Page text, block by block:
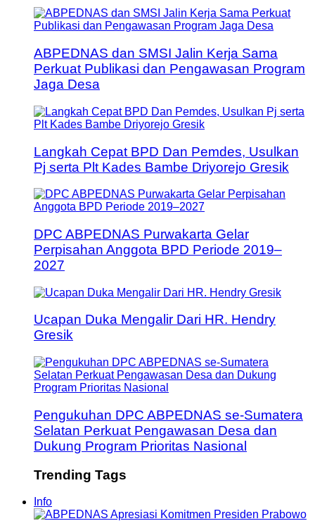
ABPEDNAS dan SMSI Jalin Kerja Sama
Perkuat Publikasi dan Pengawasan Program
Jaga Desa
Langkah Cepat BPD Dan Pemdes, Usulkan
Pj serta Plt Kades Bambe Driyorejo Gresik
DPC ABPEDNAS Purwakarta Gelar
Perpisahan Anggota BPD Periode 2019–
2027
Ucapan Duka Mengalir Dari HR. Hendry
Gresik
Pengukuhan DPC ABPEDNAS se-Sumatera
Selatan Perkuat Pengawasan Desa dan
Dukung Program Prioritas Nasional
Trending Tags
Info